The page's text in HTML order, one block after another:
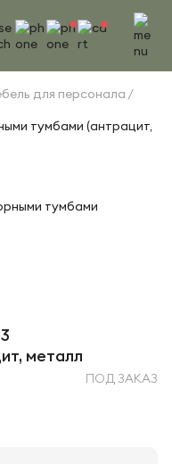
для персонала
тумбами (антрацит,
металл
ПОД ЗАКАЗ